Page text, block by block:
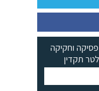
וחקיקה
תקדין